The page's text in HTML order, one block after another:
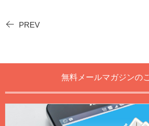
PREV
無料メールマガジンの